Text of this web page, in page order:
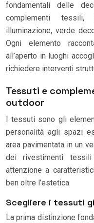
fondamentali delle
complementi
illuminazione, verde
Ogni elemento
all’aperto in luoghi
richiedere interventi
Tessuti e
outdoor
I tessuti sono gli
personalità agli spazi
area pavimentata in un
dei rivestimenti tessili
attenzione a
ben oltre l’estetica.
Scegliere i tessuti
La prima distinzione